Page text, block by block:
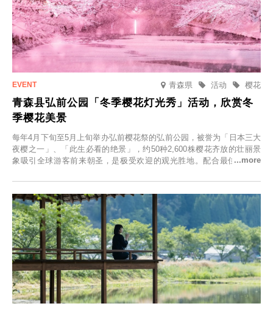
青森県 樱花
活动
青森县弘前公园「冬季樱花灯光秀」活动，欣赏冬
季樱花美景
每年4月下旬至5月上旬举办弘前樱花祭的弘前公园，被誉为「日本三大
夜樱之一」、「此生必看的绝景」，约50种2,600株樱花齐放的壮丽景
象吸引全球游客前来朝圣，是极受欢迎的观光胜地。配合最佳观雪时
「冬季樱花灯光秀」。